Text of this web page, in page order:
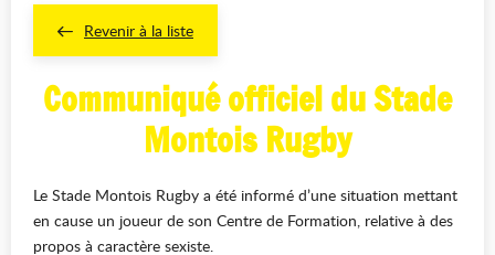
Revenir à la liste
Communiqué officiel du Stade
Montois Rugby
Le Stade Montois Rugby a été informé d’une situation mettant
en cause un joueur de son Centre de Formation, relative à des
propos à caractère sexiste.